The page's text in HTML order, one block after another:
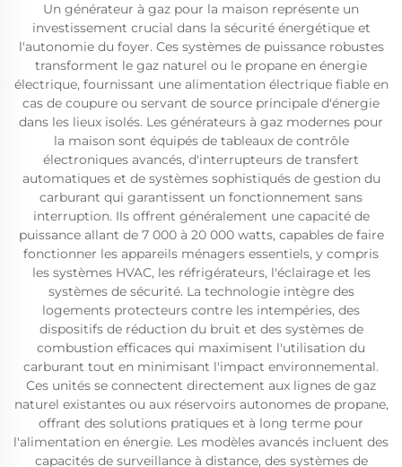
Un générateur à gaz pour la maison représente un
investissement crucial dans la sécurité énergétique et
l'autonomie du foyer. Ces systèmes de puissance robustes
transforment le gaz naturel ou le propane en énergie
électrique, fournissant une alimentation électrique fiable en
cas de coupure ou servant de source principale d'énergie
dans les lieux isolés. Les générateurs à gaz modernes pour
la maison sont équipés de tableaux de contrôle
électroniques avancés, d'interrupteurs de transfert
automatiques et de systèmes sophistiqués de gestion du
carburant qui garantissent un fonctionnement sans
interruption. Ils offrent généralement une capacité de
puissance allant de 7 000 à 20 000 watts, capables de faire
fonctionner les appareils ménagers essentiels, y compris
les systèmes HVAC, les réfrigérateurs, l'éclairage et les
systèmes de sécurité. La technologie intègre des
logements protecteurs contre les intempéries, des
dispositifs de réduction du bruit et des systèmes de
combustion efficaces qui maximisent l'utilisation du
carburant tout en minimisant l'impact environnemental.
Ces unités se connectent directement aux lignes de gaz
naturel existantes ou aux réservoirs autonomes de propane,
offrant des solutions pratiques et à long terme pour
l'alimentation en énergie. Les modèles avancés incluent des
capacités de surveillance à distance, des systèmes de